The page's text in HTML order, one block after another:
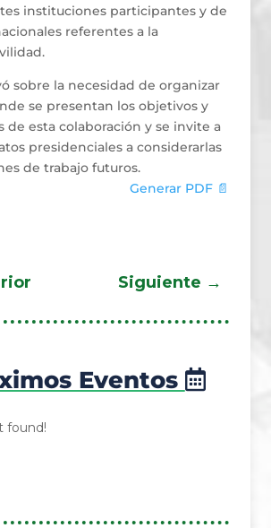
instituciones participantes y de
referentes a la
sobre la necesidad de organizar
se presentan los objetivos y
de esta colaboración y se invite a
presidenciales a considerarlas
de trabajo futuros.
Generar PDF 📄
Siguiente →
Eventos
found!